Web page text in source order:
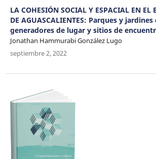
LA COHESIÓN SOCIAL Y ESPACIAL EN EL
DE AGUASCALIENTES: Parques y
generadores de lugar y sitios de
Jonathan Hammurabi González Lugo
septiembre 2, 2022